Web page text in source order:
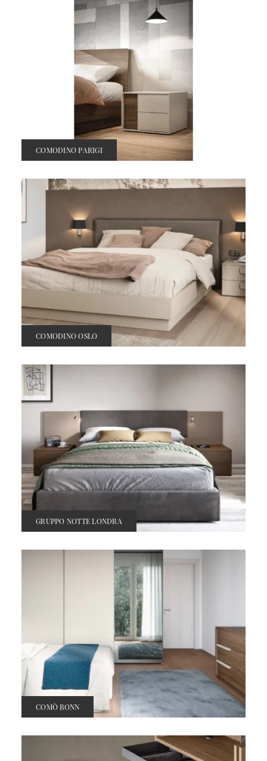
COMODINO PARIGI
COMODINO OSLO
GRUPPO NOTTE LONDRA
COMÒ BONN